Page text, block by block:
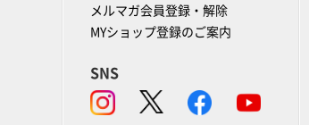
メルマガ会員登録・解除
MYショップ登録のご案内
SNS